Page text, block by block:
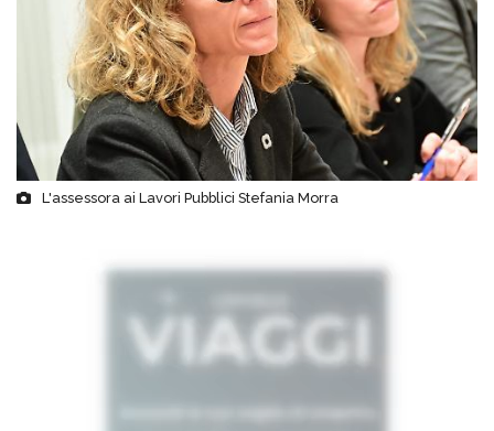
L'assessora ai Lavori Pubblici Stefania Morra